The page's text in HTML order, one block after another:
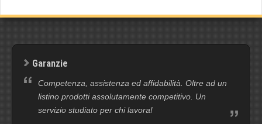
Garanzie
Competenza, assistenza ed affidabilità. Oltre ad un
listino prodotti assolutamente competitivo. Un
servizio studiato per chi lavora!